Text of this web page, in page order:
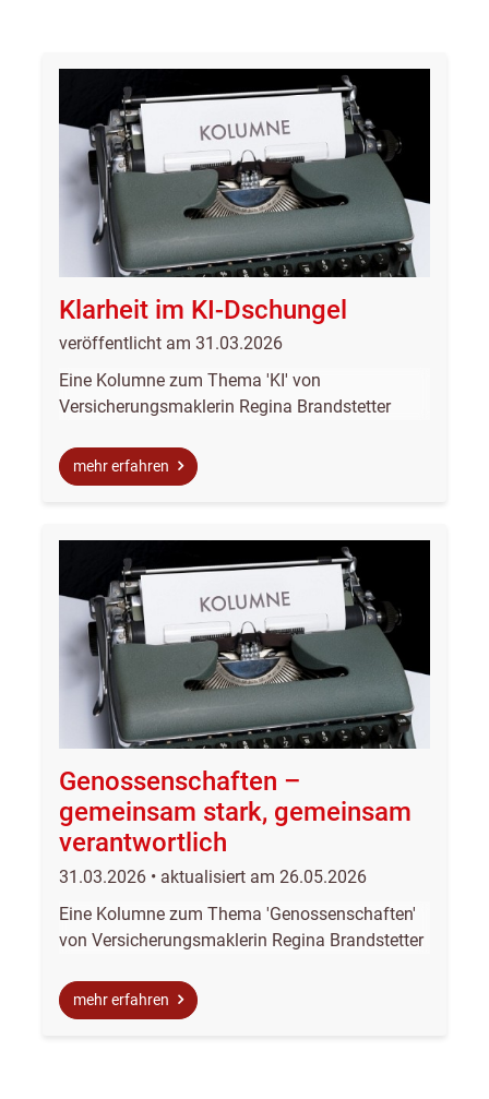
Klarheit im KI-Dschungel
veröffentlicht am 31.03.2026
Eine Kolumne zum Thema 'KI' von
Versicherungsmaklerin Regina Brandstetter
mehr erfahren
Genossenschaften –
gemeinsam stark, gemeinsam
verantwortlich
31.03.2026 • aktualisiert am 26.05.2026
Eine Kolumne zum Thema 'Genossenschaften'
von Versicherungsmaklerin Regina Brandstetter
mehr erfahren